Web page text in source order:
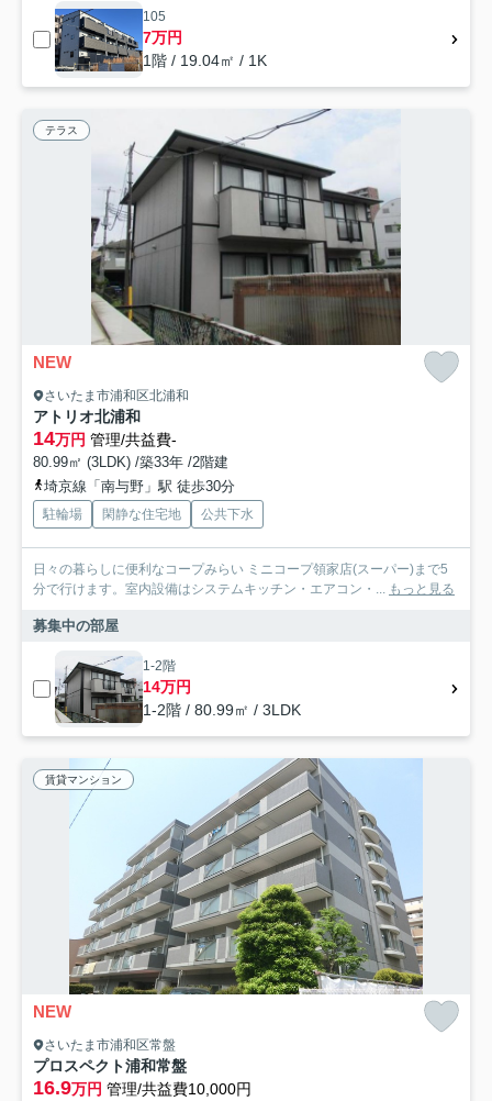
105
7万円
1階 / 19.04㎡ / 1K
テラス
NEW
さいたま市浦和区北浦和
アトリオ北浦和
14万円 管理/共益費-
80.99㎡ (3LDK) /築33年 /2階建
埼京線「南与野」駅 徒歩30分
駐輪場 閑静な住宅地 公共下水
日々の暮らしに便利なコープみらい ミニコープ領家店(スーパー)まで5
分で行けます。室内設備はシステムキッチン・エアコン・... もっと見る
募集中の部屋
1-2階
14万円
1-2階 / 80.99㎡ / 3LDK
賃貸マンション
NEW
さいたま市浦和区常盤
プロスペクト浦和常盤
16.9万円 管理/共益費10,000円